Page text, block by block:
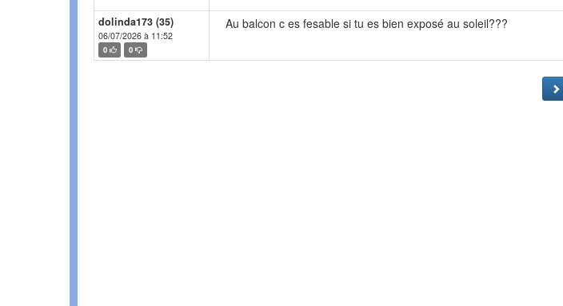
dolinda173 (35)
06/07/2026 à 11:52
0 0
Au balcon c es fesable si tu es bien exposé au soleil???